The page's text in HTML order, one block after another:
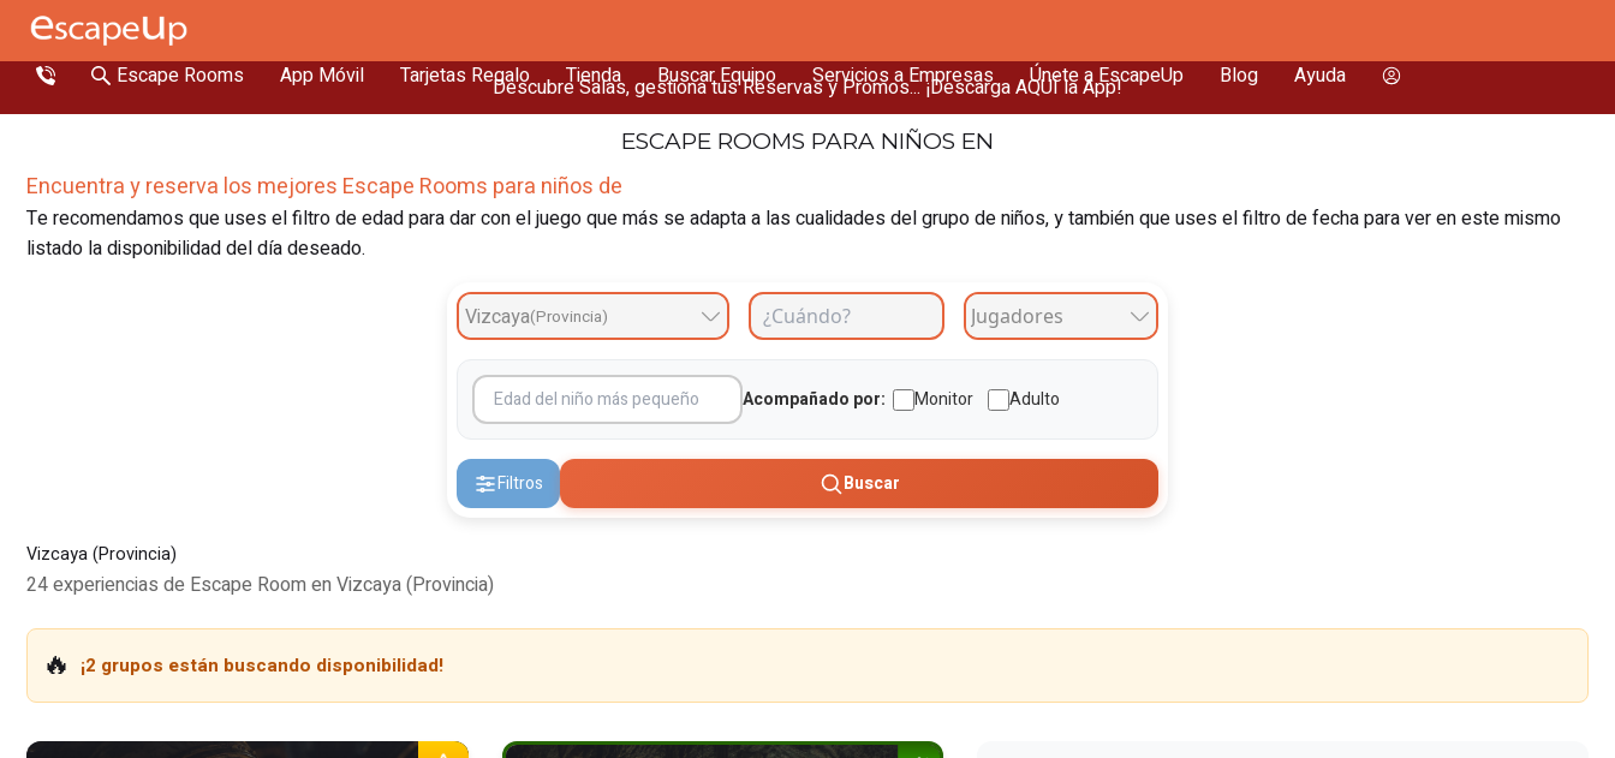
Escape Rooms App Móvil Tarjetas Regalo Tienda Buscar Equipo Servicios a Empresas Únete a EscapeUp Blog Ayuda
Descubre Salas, gestiona tus Reservas y Promos... ¡Descarga AQUÍ la App!
ESCAPE ROOMS PARA NIÑOS EN
Encuentra y reserva los mejores Escape Rooms para niños de
Te recomendamos que uses el filtro de edad para dar con el juego que más se adapta a las cualidades del grupo de niños, y también que uses el filtro de fecha para ver en este mismo
listado la disponibilidad del día deseado.
Vizcaya(Provincia)
Acompañado por: Monitor Adulto
Filtros Buscar
Vizcaya (Provincia)
24 experiencias de Escape Room en Vizcaya (Provincia)
🔥 ¡2 grupos están buscando disponibilidad!